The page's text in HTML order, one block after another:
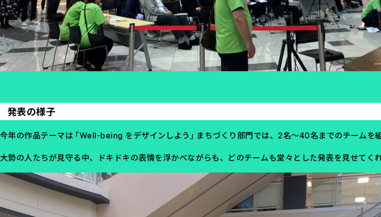
発表の様子
今年の作品テーマは「Well-being をデザインしよう」まちづくり部門では、2名〜40名までのチームを
大勢の人たちが見守る中、ドキドキの表情を浮かべながらも、どのチームも堂々とした発表を見せてくれ